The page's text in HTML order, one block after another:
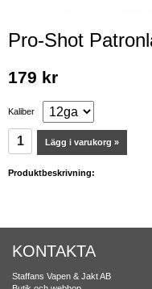
Pro-Shot
179 kr
Kaliber
Lägg i varukorg »
Produktbeskrivning:
KONTAKTA
Staffans Vapen & Jakt AB